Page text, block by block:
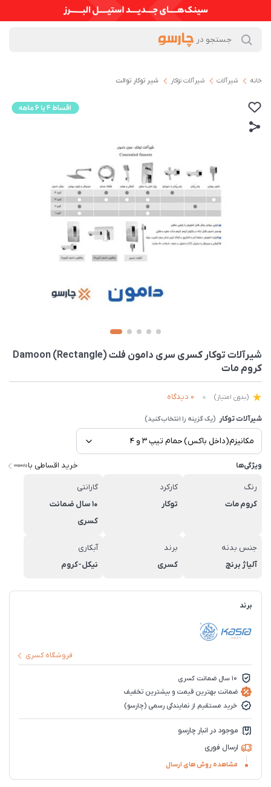
خانه شیرآلات شیرآلات توکار شیر توکار توالت
شیرآلات توکار کسری سری دامون فلت Damoon (Rectangle)
کروم مات
(بدون امتیاز) 0 دیدگاه
شیرآلات توکار
ویژگی‌ها خرید اقساطی با
رنگ
کروم مات
کارکرد
توکار
گارانتی
10 سال ضمانت
کسری
جنس بدنه
آلیاژ برنج
برند
کسری
آبکاری
نیکل-کروم
برند
فروشگاه کسری
10 سال ضمانت کسری
ضمانت بهترین قیمت و بیشترین تخفیف
خرید مستقیم از نمایندگی رسمی (چارسو)
موجود در انبار چارسو
ارسال فوری
مشاهده روش های ارسال